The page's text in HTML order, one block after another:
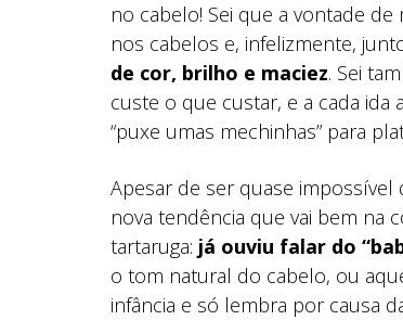
no cabelo! Sei que a vontade
nos cabelos e, infelizmente,
de cor, brilho e maciez. Sei
custe o que custar, e a cada
“puxe umas mechinhas” para
Apesar de ser quase
nova tendência que vai bem na
tartaruga: já ouviu falar do
o tom natural do cabelo, ou
infância e só lembra por causa